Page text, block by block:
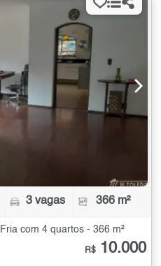
3 vagas 366 m²
com 4 quartos - 366 m²
R$ 10.000